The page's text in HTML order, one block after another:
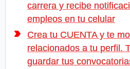
carrera y recibe
empleos en tu celular
Crea tu CUENTA y te
relacionados a tu perfil.
guardar tus